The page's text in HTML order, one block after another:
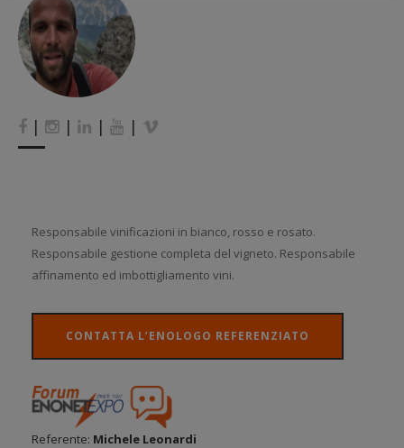
| | | |
Responsabile vinificazioni in bianco, rosso e rosato.
Responsabile gestione completa del vigneto. Responsabile
affinamento ed imbottigliamento vini.
CONTATTA L’ENOLOGO REFERENZIATO
Referente: Michele Leonardi